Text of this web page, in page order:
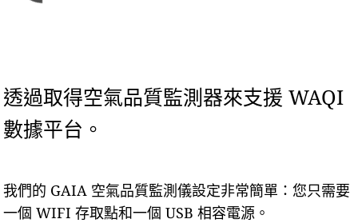
透過取得空氣品質監測器來支援 WAQI
數據平台。
我們的 GAIA 空氣品質監測儀設定非常簡單：您只需要
一個 WIFI 存取點和一個 USB 相容電源。